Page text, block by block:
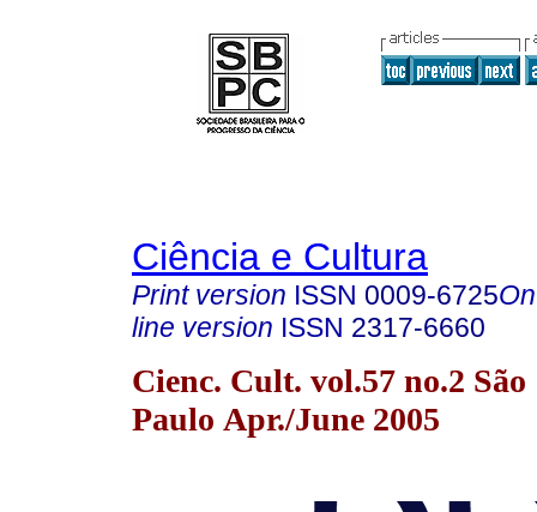
Ciência e Cultura
Print version ISSN 0009-6725
line version ISSN 2317-6660
Cienc. Cult. vol.57 no.2 São
Paulo Apr./June 2005